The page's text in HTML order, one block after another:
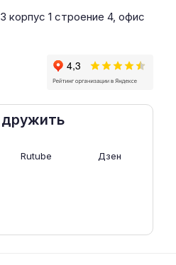
корпус 1 строение 4, офис
Rutube Дзен